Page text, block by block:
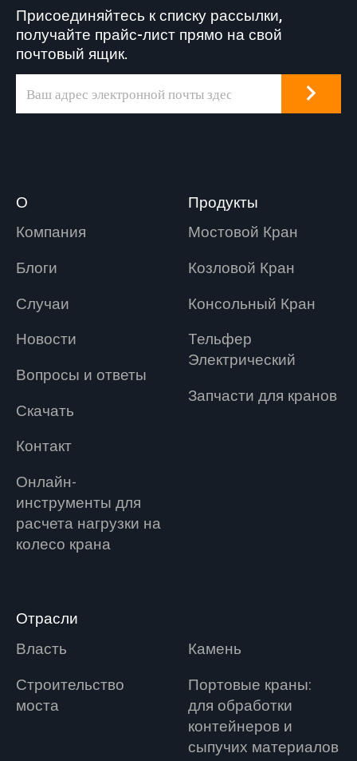
стали.
Присоединяйтесь к списку рассылки,
получайте прайс-лист прямо на свой
почтовый ящик.
О
Компания
Блоги
Случаи
Новости
Вопросы и ответы
Скачать
Контакт
Онлайн-
инструменты для
расчета нагрузки на
колесо крана
Продукты
Мостовой Кран
Козловой Кран
Консольный Кран
Tельфер
Электрический
Запчасти для кранов
Отрасли
Власть
Камень
Строительство
моста
Портовые краны:
для обработки
контейнеров и
сыпучих материалов